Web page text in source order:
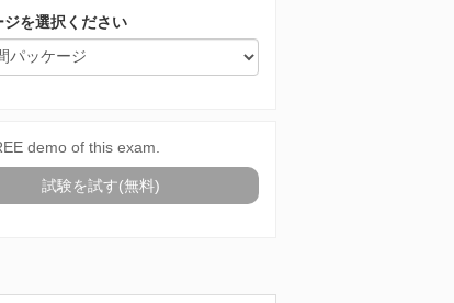
ジを選択ください
demo of this exam.
試験を試す(無料)